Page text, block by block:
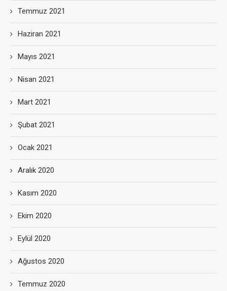
Temmuz 2021
Haziran 2021
Mayıs 2021
Nisan 2021
Mart 2021
Şubat 2021
Ocak 2021
Aralık 2020
Kasım 2020
Ekim 2020
Eylül 2020
Ağustos 2020
Temmuz 2020